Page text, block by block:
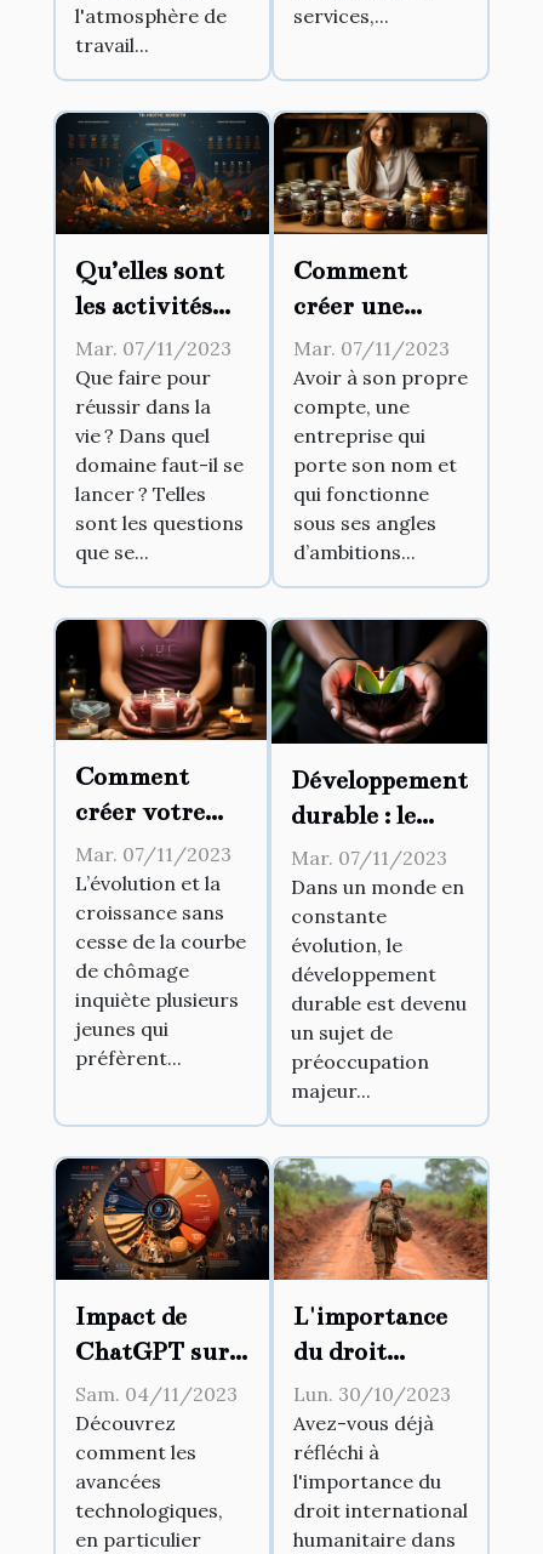
l'atmosphère de
travail...
services,...
Qu’elles sont
les activités
rentables ?
Mar. 07/11/2023
Que faire pour
réussir dans la
vie ? Dans quel
domaine faut-il se
lancer ? Telles
sont les questions
que se...
Comment
créer une
entreprise à
son propre
compte ?
Mar. 07/11/2023
Avoir à son propre
compte, une
entreprise qui
porte son nom et
qui fonctionne
sous ses angles
d’ambitions...
Comment
créer votre
propre
business ?
Mar. 07/11/2023
L’évolution et la
croissance sans
cesse de la courbe
de chômage
inquiète plusieurs
jeunes qui
préfèrent...
Développement
durable : le
nouvel enjeu
des entreprises
ambitieuses
Mar. 07/11/2023
Dans un monde en
constante
évolution, le
développement
durable est devenu
un sujet de
préoccupation
majeur...
Impact de
ChatGPT sur
la dynamique
des services à
la clientèle
Sam. 04/11/2023
Découvrez
comment les
avancées
technologiques,
en particulier
L'importance
du droit
international
humanitaire
Lun. 30/10/2023
Avez-vous déjà
réfléchi à
l'importance du
droit international
humanitaire dans